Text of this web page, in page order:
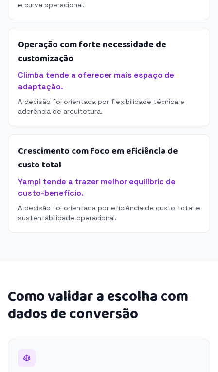
e curva operacional.
Operação com forte necessidade de
customização
Climba tende a oferecer mais espaço de
adaptação.
A decisão foi orientada por flexibilidade técnica e
aderência de arquitetura.
Crescimento com foco em eficiência de
custo total
Yampi tende a trazer melhor equilíbrio de
custo-benefício.
A decisão foi orientada por eficiência de custo total e
sustentabilidade operacional.
Como validar a escolha com
dados de conversão